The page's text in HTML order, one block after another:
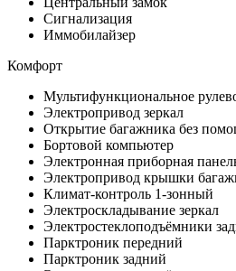
Сигнализация
Иммобилайзер
Комфорт
Мультифункциональное
Электропривод зеркал
Открытие багажника без
Бортовой компьютер
Электронная приборная
Электропривод крышки
Климат-контроль 1-зонный
Электроскладывание зеркал
Электростеклоподъёмники
Парктроник передний
Парктроник задний